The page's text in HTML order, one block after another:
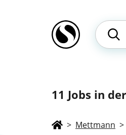
11 Jobs in
> Mettmann >